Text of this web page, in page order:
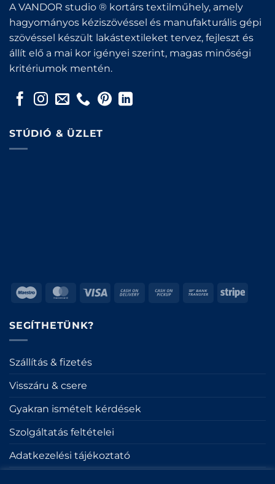
A VANDOR studio ® kortárs textilműhely, amely
hagyományos kéziszövéssel és manufakturális gépi
szövéssel készült lakástextileket tervez, fejleszt és
állít elő a mai kor igényei szerint, magas minőségi
kritériumok mentén.
STÚDIÓ & ÜZLET
Maestro MasterCard
Visa
Cash
Cash
Bank
Stripe
SEGÍTHETÜNK?
Szállítás & fizetés
Visszáru & csere
Gyakran ismételt kérdések
Szolgáltatás feltételei
Adatkezelési tájékoztató